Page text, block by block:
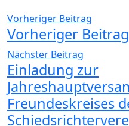
Vorheriger Beitrag
Vorheriger Beitrag
Nächster Beitrag
Einladung zur
Freundeskreises